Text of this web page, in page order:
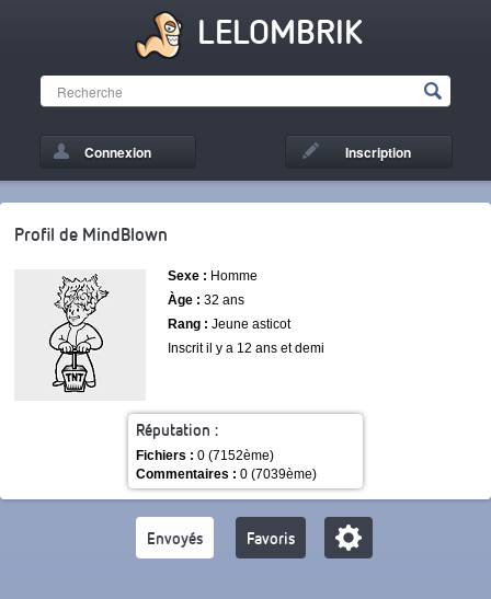
LELOMBRIK
Connexion Inscription
Réputation :
Fichiers : 0 (7152ème)
Commentaires : 0 (7039ème)
Profil de MindBlown
Sexe : Homme
Àge : 32 ans
Rang : Jeune asticot
Inscrit il y a 12 ans et demi
Envoyés Favoris